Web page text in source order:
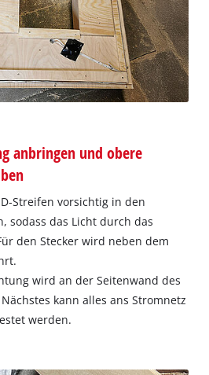
anbringen und obere
Streifen vorsichtig in den
sodass das Licht durch das
den Stecker wird neben dem
wird an der Seitenwand des
kann alles ans Stromnetz
werden.